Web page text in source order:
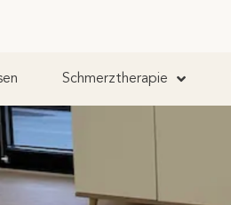
Schmerztherapie